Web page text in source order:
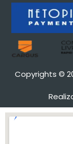
Copyrights ©